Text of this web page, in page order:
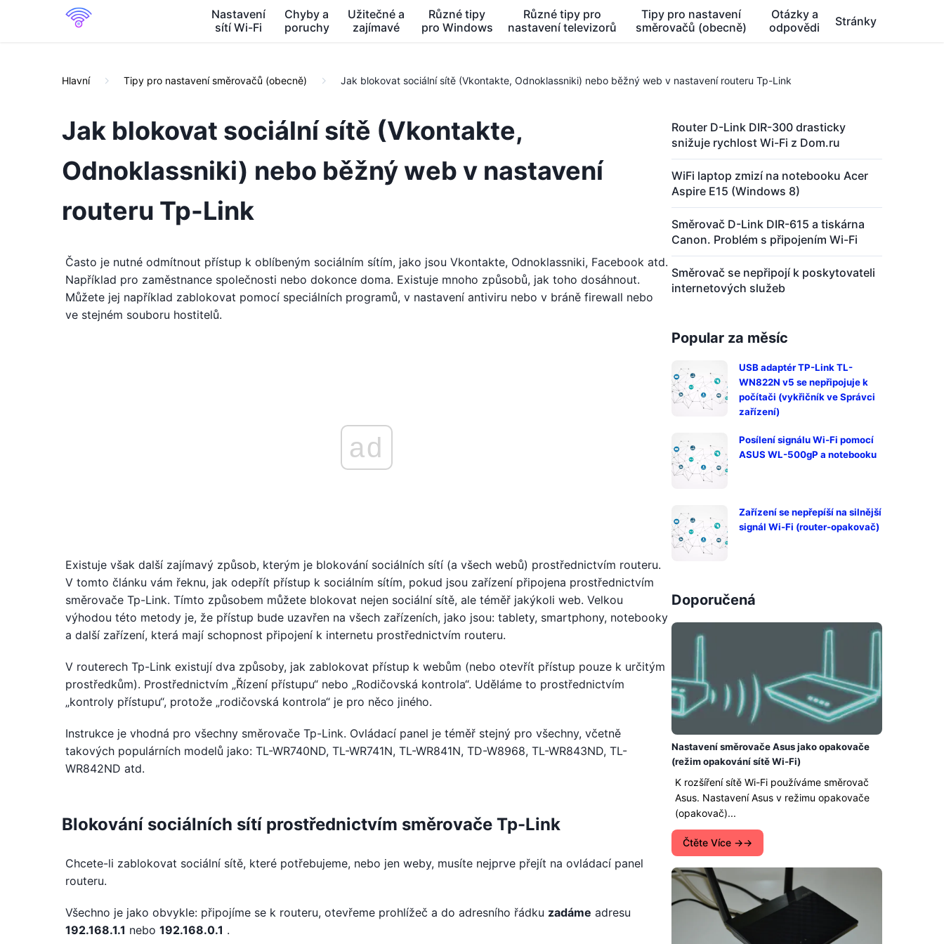
Nastavení
sítí Wi-Fi
Chyby a
poruchy
Užitečné a
zajímavé
Různé tipy
pro Windows
Různé tipy pro
nastavení televizorů
Tipy pro nastavení
směrovačů (obecně)
Otázky a
odpovědi
Stránky
Hlavní Tipy pro nastavení směrovačů (obecně) Jak blokovat sociální sítě (Vkontakte, Odnoklassniki) nebo běžný web v nastavení routeru Tp-Link
Jak blokovat sociální sítě (Vkontakte,
Odnoklassniki) nebo běžný web v nastavení
routeru Tp-Link
Často je nutné odmítnout přístup k oblíbeným sociálním sítím, jako jsou Vkontakte, Odnoklassniki, Facebook atd.
Například pro zaměstnance společnosti nebo dokonce doma. Existuje mnoho způsobů, jak toho dosáhnout.
Můžete jej například zablokovat pomocí speciálních programů, v nastavení antiviru nebo v bráně firewall nebo
ve stejném souboru hostitelů.
ad
Existuje však další zajímavý způsob, kterým je blokování sociálních sítí (a všech webů) prostřednictvím routeru.
V tomto článku vám řeknu, jak odepřít přístup k sociálním sítím, pokud jsou zařízení připojena prostřednictvím
směrovače Tp-Link. Tímto způsobem můžete blokovat nejen sociální sítě, ale téměř jakýkoli web. Velkou
výhodou této metody je, že přístup bude uzavřen na všech zařízeních, jako jsou: tablety, smartphony, notebooky
a další zařízení, která mají schopnost připojení k internetu prostřednictvím routeru.
V routerech Tp-Link existují dva způsoby, jak zablokovat přístup k webům (nebo otevřít přístup pouze k určitým
prostředkům). Prostřednictvím „Řízení přístupu“ nebo „Rodičovská kontrola“. Uděláme to prostřednictvím
„kontroly přístupu“, protože „rodičovská kontrola“ je pro něco jiného.
Instrukce je vhodná pro všechny směrovače Tp-Link. Ovládací panel je téměř stejný pro všechny, včetně
takových populárních modelů jako: TL-WR740ND, TL-WR741N, TL-WR841N, TD-W8968, TL-WR843ND, TL-
WR842ND atd.
Blokování sociálních sítí prostřednictvím směrovače Tp-Link
Chcete-li zablokovat sociální sítě, které potřebujeme, nebo jen weby, musíte nejprve přejít na ovládací panel
routeru.
Všechno je jako obvykle: připojíme se k routeru, otevřeme prohlížeč a do adresního řádku zadáme adresu
192.168.1.1 nebo 192.168.0.1 .
Router D-Link DIR-300 drasticky
snižuje rychlost Wi-Fi z Dom.ru
WiFi laptop zmizí na notebooku Acer
Aspire E15 (Windows 8)
Směrovač D-Link DIR-615 a tiskárna
Canon. Problém s připojením Wi-Fi
Směrovač se nepřipojí k poskytovateli
internetových služeb
Popular za měsíc
USB adaptér TP-Link TL-
WN822N v5 se nepřipojuje k
počítači (vykřičník ve Správci
zařízení)
Posílení signálu Wi-Fi pomocí
ASUS WL-500gP a notebooku
Zařízení se nepřepíší na silnější
signál Wi-Fi (router-opakovač)
Doporučená
Nastavení směrovače Asus jako opakovače
(režim opakování sítě Wi-Fi)
K rozšíření sítě Wi-Fi používáme směrovač
Asus. Nastavení Asus v režimu opakovače
(opakovač)...
Čtěte Více →